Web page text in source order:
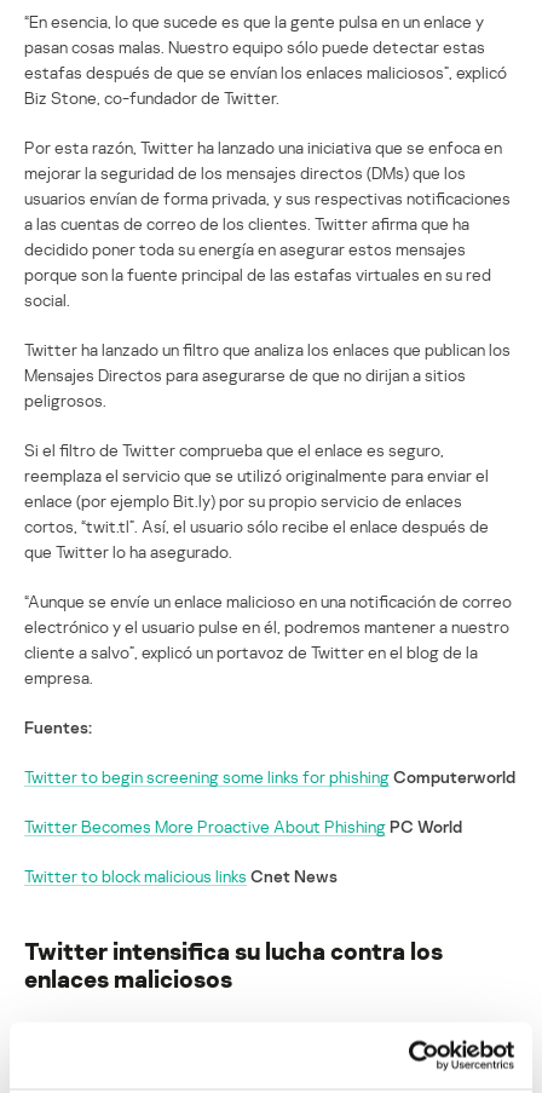
“En esencia, lo que sucede es que la gente pulsa en un enlace y
pasan cosas malas. Nuestro equipo sólo puede detectar estas
estafas después de que se envían los enlaces maliciosos”, explicó
Biz Stone, co-fundador de Twitter.
Por esta razón, Twitter ha lanzado una iniciativa que se enfoca en
mejorar la seguridad de los mensajes directos (DMs) que los
usuarios envían de forma privada, y sus respectivas notificaciones
a las cuentas de correo de los clientes. Twitter afirma que ha
decidido poner toda su energía en asegurar estos mensajes
porque son la fuente principal de las estafas virtuales en su red
social.
Twitter ha lanzado un filtro que analiza los enlaces que publican los
Mensajes Directos para asegurarse de que no dirijan a sitios
peligrosos.
Si el filtro de Twitter comprueba que el enlace es seguro,
reemplaza el servicio que se utilizó originalmente para enviar el
enlace (por ejemplo Bit.ly) por su propio servicio de enlaces
cortos, “twit.tl”. Así, el usuario sólo recibe el enlace después de
que Twitter lo ha asegurado.
“Aunque se envíe un enlace malicioso en una notificación de correo
electrónico y el usuario pulse en él, podremos mantener a nuestro
cliente a salvo”, explicó un portavoz de Twitter en el blog de la
empresa.
Fuentes:
Twitter to begin screening some links for phishingComputerworld
Twitter Becomes More Proactive About PhishingPC World
Twitter to block malicious links Cnet News
Twitter intensifica su lucha contra los
enlaces maliciosos